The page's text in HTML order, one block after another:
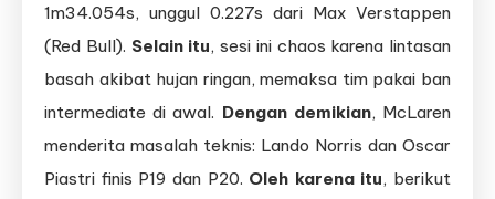
1m34.054s, unggul 0.227s dari Max Verstappen
(Red Bull). Selain itu, sesi ini chaos karena lintasan
basah akibat hujan ringan, memaksa tim pakai ban
intermediate di awal. Dengan demikian, McLaren
menderita masalah teknis: Lando Norris dan Oscar
Piastri finis P19 dan P20. Oleh karena itu, berikut